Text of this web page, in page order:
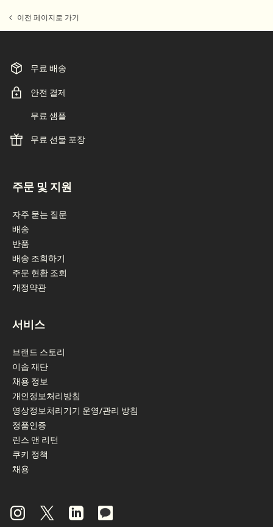
이전 페이지로 가기
무료 배송
안전 결제
무료 샘플
무료 선물 포장
주문 및 지원
자주 묻는 질문
배송
반품
배송 조회하기
주문 현황 조회
개정약관
서비스
브랜드 스토리
이솝 재단
채용 정보
개인정보처리방침
영상정보처리기기 운영/관리 방침
정품인증
린스 앤 리턴
쿠키 정책
채용